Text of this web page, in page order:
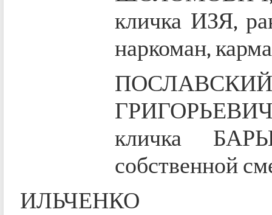
кличка ИЗЯ,
наркоман,
ГРИГОРЬЕВИЧ,
кличка
собственной
ИЛЬЧЕНКО